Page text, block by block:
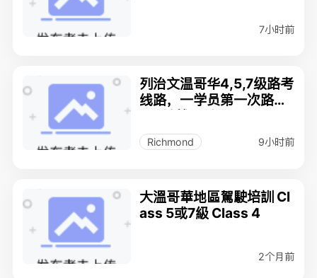
7小时前
列治文温哥华4,5,7级路考
线路，一学员第一次路考
78-7888888 徐
Richmond 9小时前
大溫哥華地區駕駛培訓 Cl
ass 5或7級 Class 4
2个月前